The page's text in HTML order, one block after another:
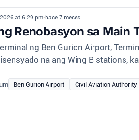
at 6:29 pm• hace 7 meses
Renobasyon sa Main
ng Ben Gurion Airport,
na ang Wing B stations,
Ben Gurion Airport Civil Aviation Authority